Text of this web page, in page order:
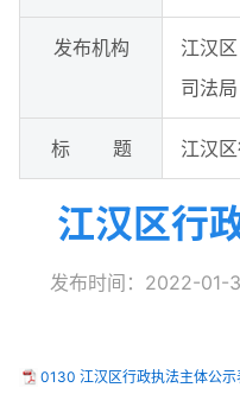
发布机构
江汉区
司法局
标 题 江汉
江汉区行
发布时间：2022-01-
0130 江汉区行政执法主体公